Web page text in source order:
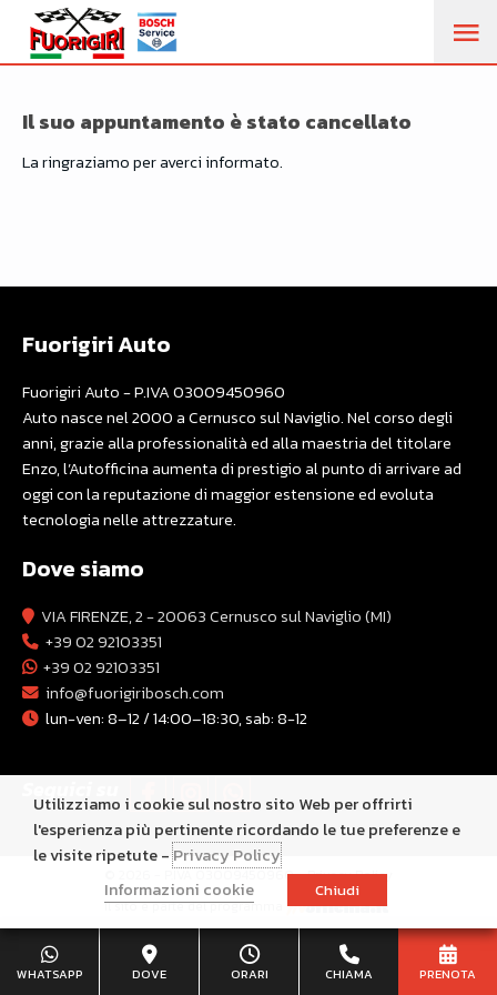
Il suo appuntamento è stato cancellato
La ringraziamo per averci informato.
Fuorigiri Auto
Fuorigiri Auto - P.IVA 03009450960
Auto nasce nel 2000 a Cernusco sul Naviglio. Nel corso degli
anni, grazie alla professionalità ed alla maestria del titolare
Enzo, l’Autofficina aumenta di prestigio al punto di arrivare ad
oggi con la reputazione di maggior estensione ed evoluta
tecnologia nelle attrezzature.
Dove siamo
VIA FIRENZE, 2 - 20063 Cernusco sul Naviglio (MI)
+39 02 92103351
+39 02 92103351
info@fuorigiribosch.com
lun-ven: 8–12 / 14:00–18:30, sab: 8-12
© 2026 - P.IVA 03009450960 -Privacy Policy
Il sito è parte del programma
WHATSAPP DOVE ORARI CHIAMA PRENOTA
Utilizziamo i cookie sul nostro sito Web per offrirti
l'esperienza più pertinente ricordando le tue preferenze e
le visite ripetute -Privacy Policy
Informazioni cookie
Chiudi